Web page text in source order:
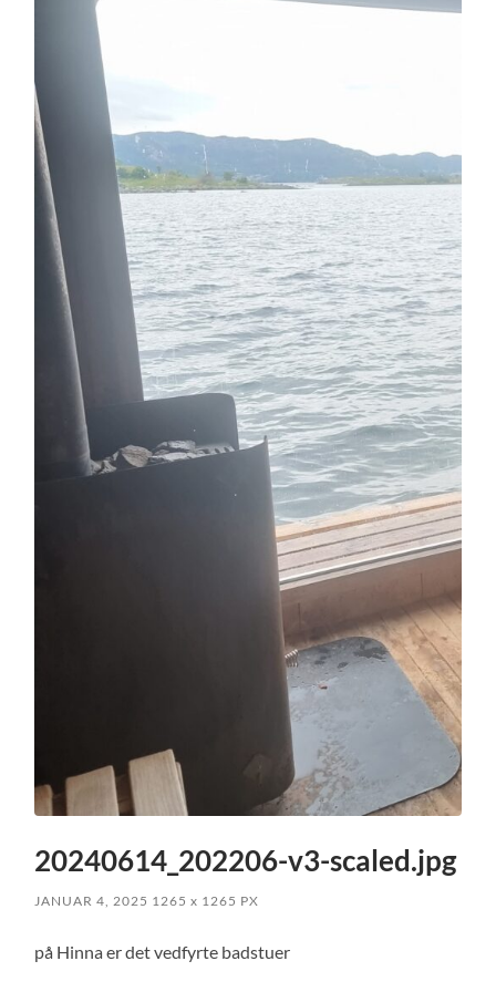
20240614_202206-v3-scaled.jpg
JANUAR 4, 2025 1265x 1265 PX
på Hinna er det vedfyrte badstuer